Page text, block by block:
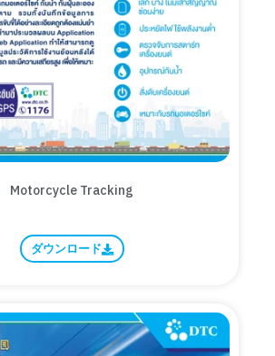
Motorcycle Tracking
ダウンロード